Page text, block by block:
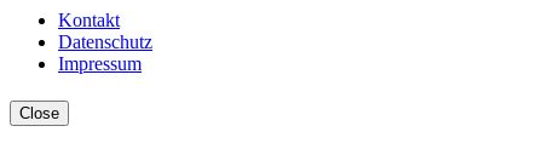
Kontakt
Datenschutz
Impressum
Close